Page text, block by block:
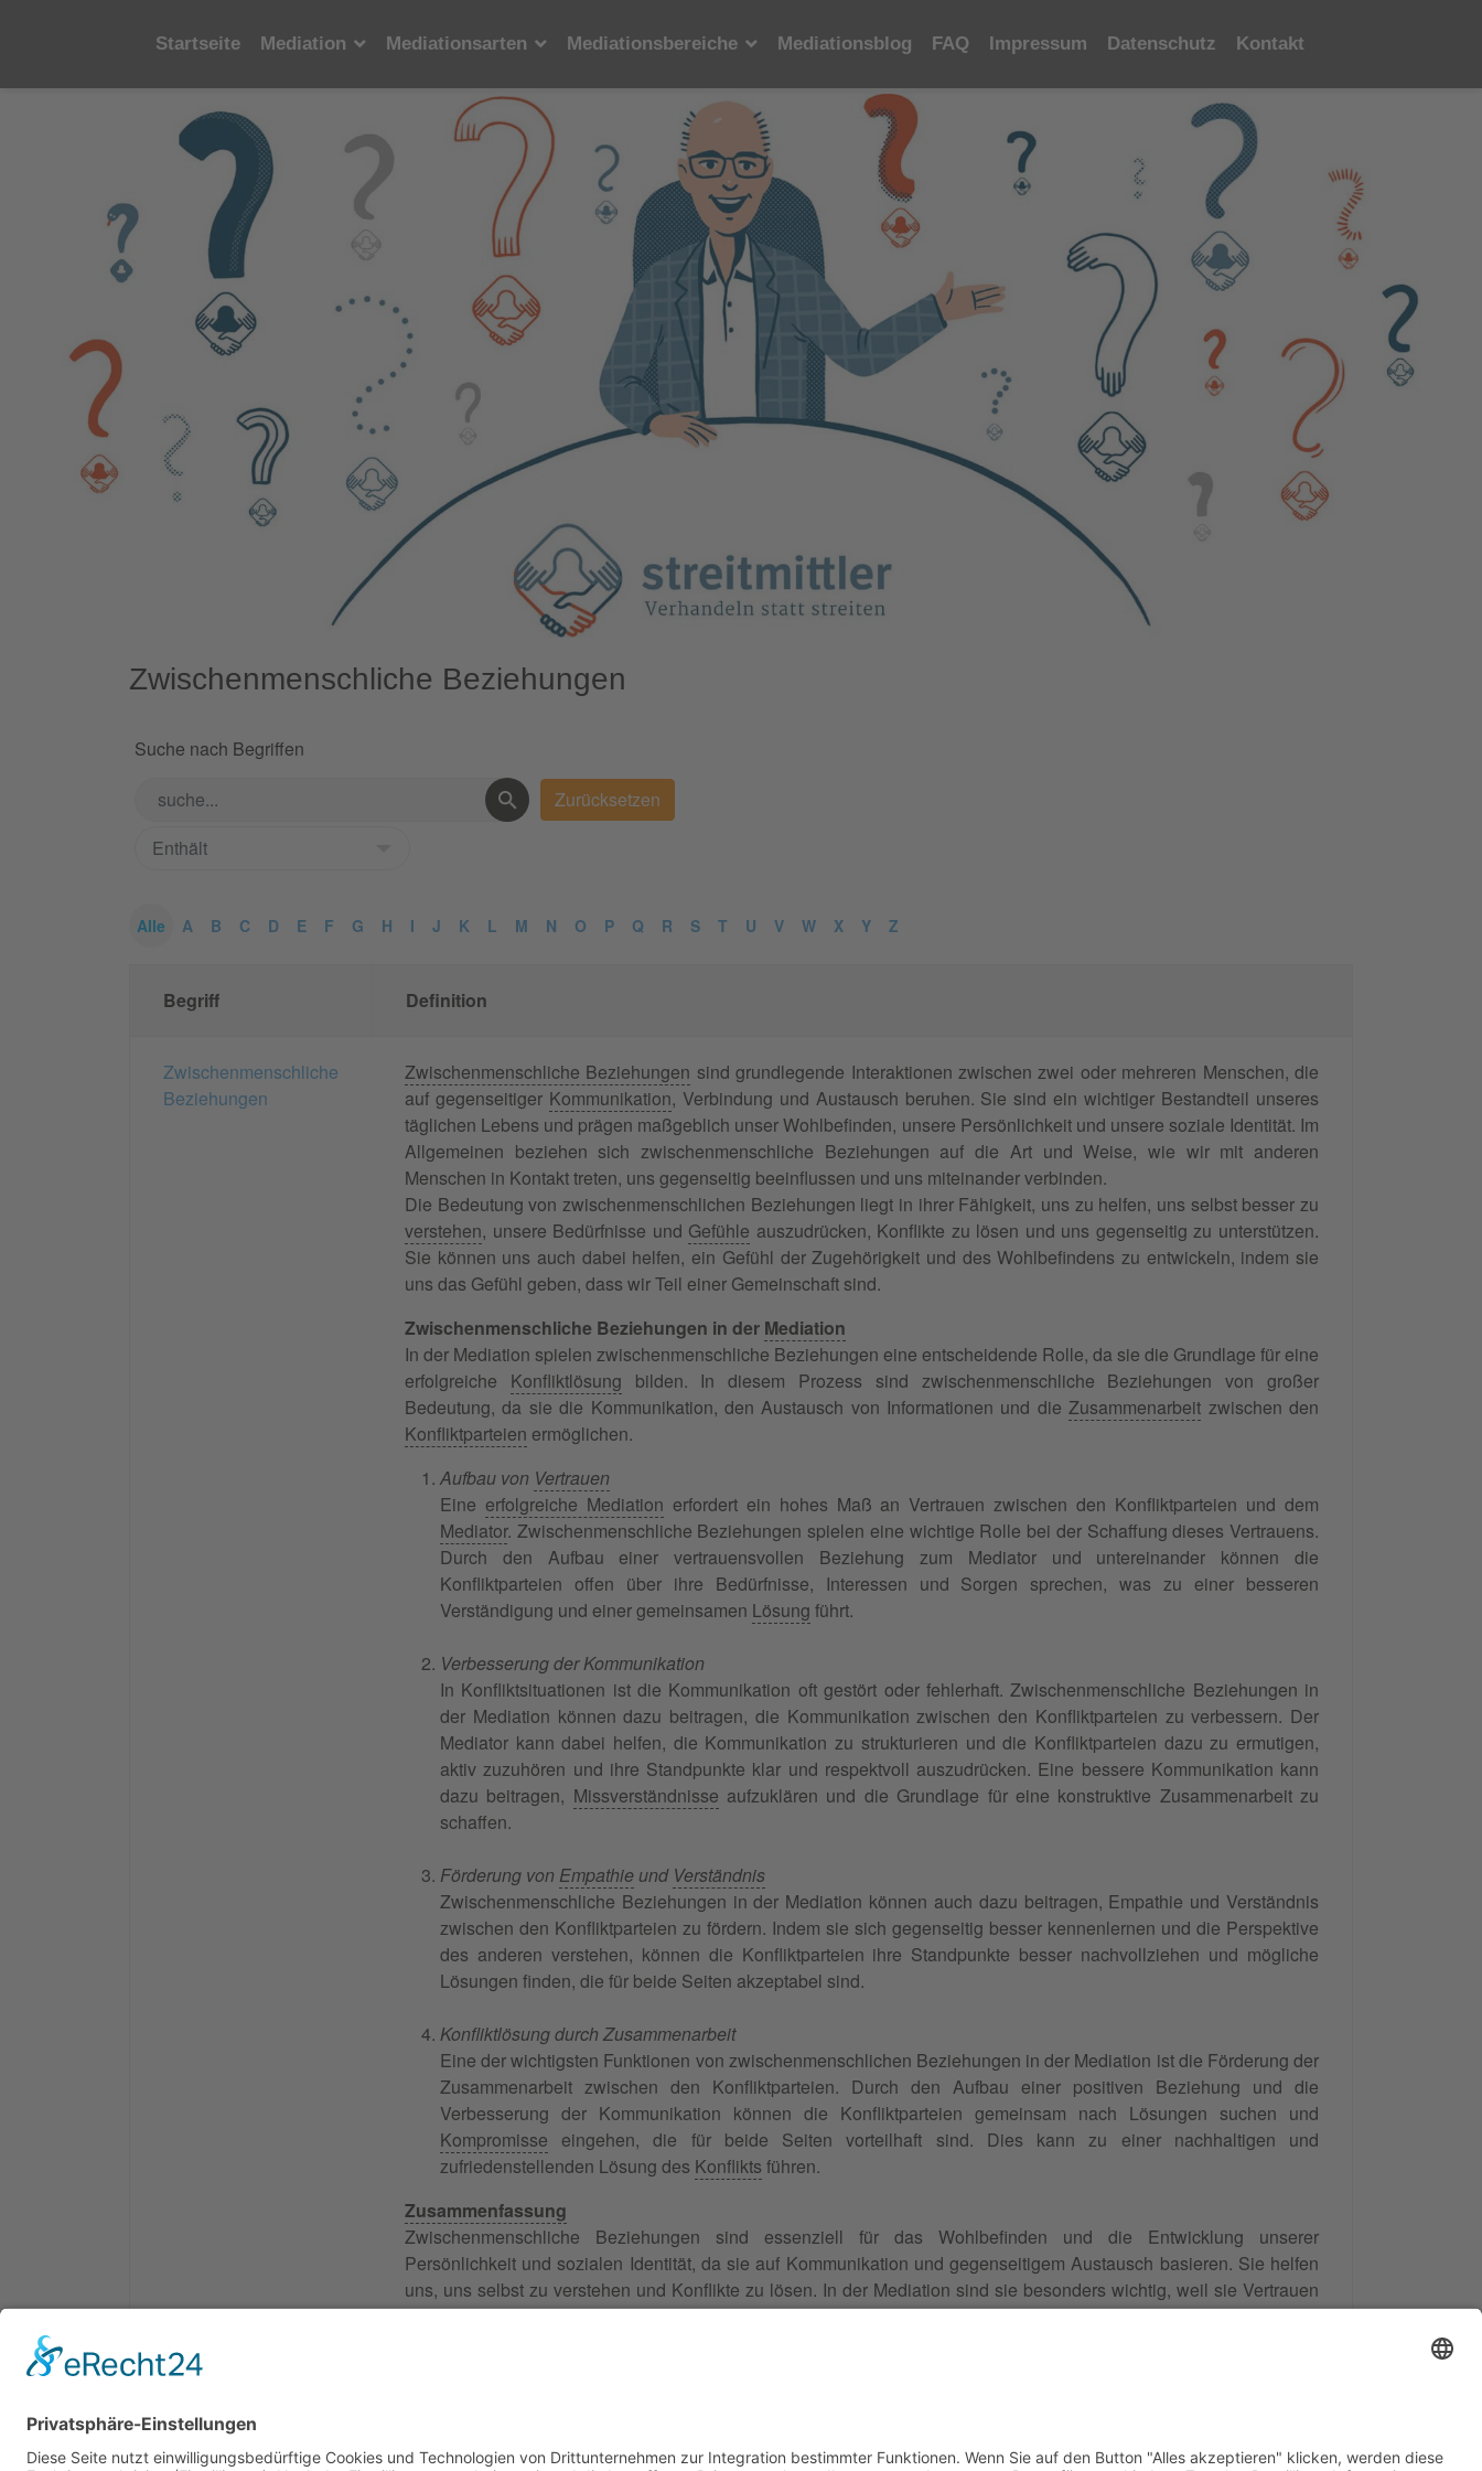
Startseite Mediation Mediationsarten Mediationsbereiche Mediationsblog FAQ Impressum Datenschutz Kontakt
Zwischenmenschliche Beziehungen
Suche nach Begriffen
Alle A B C D E F G H I J K L M N O P Q R S T U V W X Y Z
Begriff Definition
Zwischenmenschliche
Beziehungen
Zwischenmenschliche Beziehungen sind grundlegende Interaktionen zwischen zwei oder mehreren Menschen, die
auf gegenseitiger Kommunikation, Verbindung und Austausch beruhen. Sie sind ein wichtiger Bestandteil unseres
täglichen Lebens und prägen maßgeblich unser Wohlbefinden, unsere Persönlichkeit und unsere soziale Identität. Im
Allgemeinen beziehen sich zwischenmenschliche Beziehungen auf die Art und Weise, wie wir mit anderen
Menschen in Kontakt treten, uns gegenseitig beeinflussen und uns miteinander verbinden.
Die Bedeutung von zwischenmenschlichen Beziehungen liegt in ihrer Fähigkeit, uns zu helfen, uns selbst besser zu
verstehen, unsere Bedürfnisse und Gefühle auszudrücken, Konflikte zu lösen und uns gegenseitig zu unterstützen.
Sie können uns auch dabei helfen, ein Gefühl der Zugehörigkeit und des Wohlbefindens zu entwickeln, indem sie
uns das Gefühl geben, dass wir Teil einer Gemeinschaft sind.
Zwischenmenschliche Beziehungen in der Mediation
In der Mediation spielen zwischenmenschliche Beziehungen eine entscheidende Rolle, da sie die Grundlage für eine
erfolgreiche Konfliktlösung bilden. In diesem Prozess sind zwischenmenschliche Beziehungen von großer
Bedeutung, da sie die Kommunikation, den Austausch von Informationen und dieZusammenarbeit zwischen den
Konfliktparteien ermöglichen.
Aufbau von Vertrauen
Eine erfolgreiche Mediation erfordert ein hohes Maß an Vertrauen zwischen den Konfliktparteien und dem
Mediator. Zwischenmenschliche Beziehungen spielen eine wichtige Rolle bei der Schaffung dieses Vertrauens.
Durch den Aufbau einer vertrauensvollen Beziehung zum Mediator und untereinander können die
Konfliktparteien offen über ihre Bedürfnisse, Interessen und Sorgen sprechen, was zu einer besseren
Verständigung und einer gemeinsamen Lösung führt.
Verbesserung der Kommunikation
In Konfliktsituationen ist die Kommunikation oft gestört oder fehlerhaft. Zwischenmenschliche Beziehungen in
der Mediation können dazu beitragen, die Kommunikation zwischen den Konfliktparteien zu verbessern. Der
Mediator kann dabei helfen, die Kommunikation zu strukturieren und die Konfliktparteien dazu zu ermutigen,
aktiv zuzuhören und ihre Standpunkte klar und respektvoll auszudrücken. Eine bessere Kommunikation kann
dazu beitragen, Missverständnisse aufzuklären und die Grundlage für eine konstruktive Zusammenarbeit zu
schaffen.
Förderung von Empathie und Verständnis
Zwischenmenschliche Beziehungen in der Mediation können auch dazu beitragen, Empathie und Verständnis
zwischen den Konfliktparteien zu fördern. Indem sie sich gegenseitig besser kennenlernen und die Perspektive
des anderen verstehen, können die Konfliktparteien ihre Standpunkte besser nachvollziehen und mögliche
Lösungen finden, die für beide Seiten akzeptabel sind.
Konfliktlösung durch Zusammenarbeit
Eine der wichtigsten Funktionen von zwischenmenschlichen Beziehungen in der Mediation ist die Förderung der
Zusammenarbeit zwischen den Konfliktparteien. Durch den Aufbau einer positiven Beziehung und die
Verbesserung der Kommunikation können die Konfliktparteien gemeinsam nach Lösungen suchen und
Kompromisse eingehen, die für beide Seiten vorteilhaft sind. Dies kann zu einer nachhaltigen und
zufriedenstellenden Lösung des Konflikts führen.
Zusammenfassung
Zwischenmenschliche Beziehungen sind essenziell für das Wohlbefinden und die Entwicklung unserer
Persönlichkeit und sozialen Identität, da sie auf Kommunikation und gegenseitigem Austausch basieren. Sie helfen
uns, uns selbst zu verstehen und Konflikte zu lösen. In der Mediation sind sie besonders wichtig, weil sie Vertrauen
schaffen und eine effektive Konfliktlösung durch verbesserte Kommunikation, Empathie und Zusammenarbeit